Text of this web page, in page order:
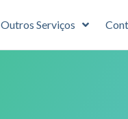
Outros Serviços